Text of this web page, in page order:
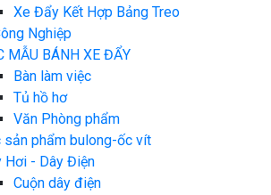
Xe Đẩy Kết Hợp Bảng Treo
Nghiệp
MẪU BÁNH XE ĐẨY
Bàn làm việc
Tủ hồ hơ
Văn Phòng phẩm
sản phẩm bulong-ốc vít
Hơi - Dây Điện
Cuộn dây điện